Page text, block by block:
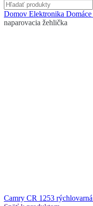
Domov Elektronika
naparovacia žehlička
Camry CR 1253